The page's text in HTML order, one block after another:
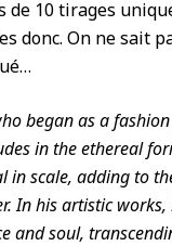
de 10 tirages
donc. On ne sait
began as a
in the ethereal
in scale, adding to
In his artistic works,
and soul,